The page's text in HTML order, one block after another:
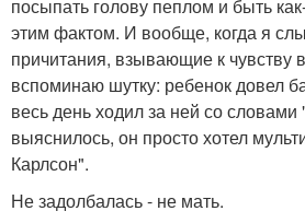
посыпать голову пеплом и быть
этим фактом. И вообще, когда я
причитания, взывающие к чувству
вспоминаю шутку: ребенок довел
весь день ходил за ней со
выяснилось, он просто хотел
Карлсон".
Не задолбалась - не мать.